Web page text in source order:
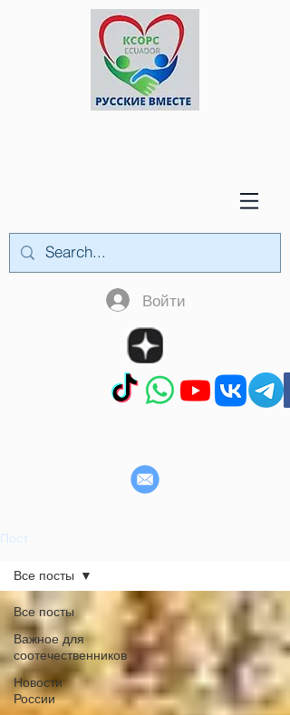
Войти
Пост
Все посты
Важное для
соотечественников
Новости
России
Все посты